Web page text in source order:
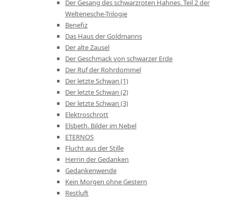
Der Gesang des schwarzroten Hahnes. Teil 2 der
Weltenesche-Trilogie
Benefiz
Das Haus der Goldmanns
Der alte Zausel
Der Geschmack von schwarzer Erde
Der Ruf der Rohrdommel
Der letzte Schwan (1)
Der letzte Schwan (2)
Der letzte Schwan (3)
Elektroschrott
Elsbeth. Bilder im Nebel
ETERNOS
Flucht aus der Stille
Herrin der Gedanken
Gedankenwende
Kein Morgen ohne Gestern
Restluft